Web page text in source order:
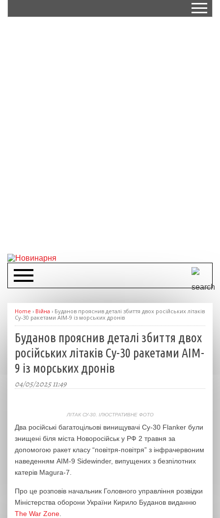
Home › Війна › Буданов прояснив деталі збиття двох російських літаків
Су-30 ракетами AIM-9 із морських дронів
Буданов прояснив деталі збиття двох
російських літаків Су-30 ракетами AIM-
9 із морських дронів
04/05/2025 11:49
ЛІТАК СУ-30. ІЛЮСТРАТИВНЕ ФОТО
Два російські багатоцільові винищувачі Су-30 Flanker були
знищені біля міста Новоросійськ у РФ 2 травня за
допомогою ракет класу “повітря-повітря” з інфрачервоним
наведенням AIM-9 Sidewinder, випущених з безпілотних
катерів Magura-7.
Про це розповів начальник Головного управління розвідки
Міністерства оборони України Кирило Буданов виданню
The War Zone